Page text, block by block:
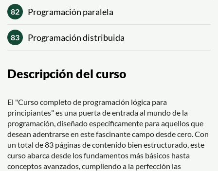
82 Programación paralela
83 Programación distribuida
Descripción del curso
El "Curso completo de programación lógica para
principiantes" es una puerta de entrada al mundo de la
programación, diseñado específicamente para aquellos que
desean adentrarse en este fascinante campo desde cero. Con
un total de 83 páginas de contenido bien estructurado, este
curso abarca desde los fundamentos más básicos hasta
conceptos avanzados, cumpliendo a la perfección las